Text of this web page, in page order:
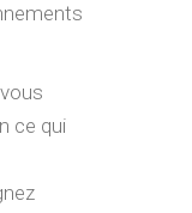
ce qui